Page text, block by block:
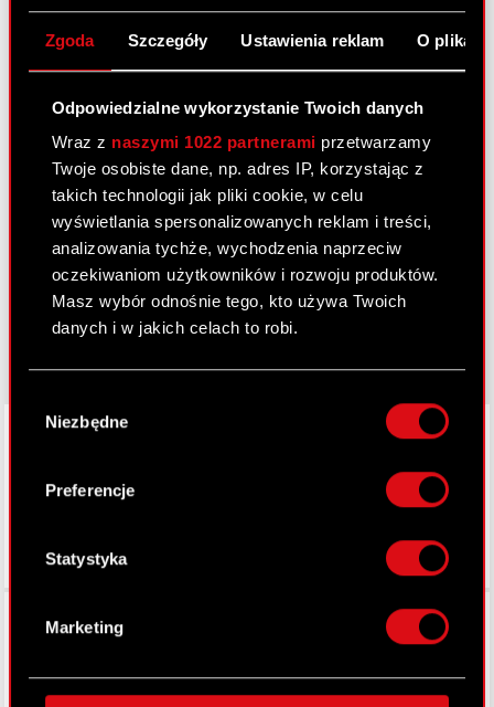
Zgoda Szczegóły Ustawienia reklam O
Odpowiedzialne wykorzystanie Twoich danych
Wraz z naszymi 1022 partnerami przetwarzamy
Twoje osobiste dane, np. adres IP, korzystając z
takich technologii jak pliki cookie, w celu
wyświetlania spersonalizowanych reklam i treści,
analizowania tychże, wychodzenia naprzeciw
oczekiwaniom użytkowników i rozwoju produktów.
Masz wybór odnośnie tego, kto używa Twoich
danych i w jakich celach to robi.
lokalizacji geograficznej z dokładnością nawet
Identyfikować Twoje urządzenie, aktywnie
analizując charakteryzującego je zbiory
palca)
osobiste dane są przetwarzane oraz ustaw własne
preferencje w
. W Deklaracji
zgodę w dowolnej chwili.
zgody
Niezbędne
Preferencje
Statystyka
Marketing
Administratorem Twoich danych osobowych jest CD PROJEKT
S.A z siedzibą w Warszawie, ul. Jagiellońska 74, 03-301
ze skierowanymi do inwestorów informacjami o działalności
Masz prawo do dostępu do swoich danych, ich sprostowania,
usunięcia, żądania ograniczenia ich przetwarzania oraz
przenoszenia danych w ustandaryzowanym formacie, a także
wyrażenia sprzeciwu wobec przetwarzania Twoich danych
osobowych.
Więcej informacji o tym, jak przetwarzamy Twoje dane
Polityce Prywatności cdprojekt.com